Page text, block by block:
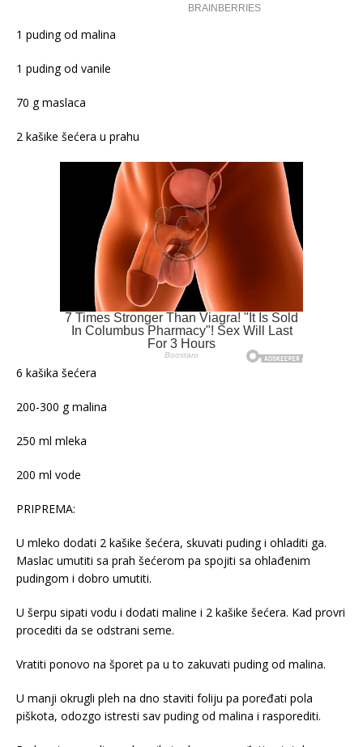
1 puding od malina
1 puding od vanile
70 g maslaca
2 kašike šećera u prahu
6 kašika šećera
200-300 g malina
250 ml mleka
200 ml vode
PRIPREMA:
U mleko dodati 2 kašike šećera, skuvati puding i ohladiti ga.
Maslac umutiti sa prah šećerom pa spojiti sa ohlađenim
pudingom i dobro umutiti.
U šerpu sipati vodu i dodati maline i 2 kašike šećera. Kad provri
procediti da se odstrani seme.
Vratiti ponovo na šporet pa u to zakuvati puding od malina.
U manji okrugli pleh na dno staviti foliju pa poređati pola
piškota, odozgo istresti sav puding od malina i rasporediti.